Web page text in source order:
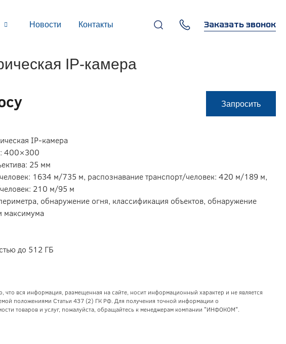
Новости Контакты
г. Москва, 119270,
Лужнецкая наб., д. 6, стр. 1,
Заказать звонок
IP-камера
Запросить
IP-камера
400×300
25 мм
1634 м/735 м, распознавание транспорт/человек: 420 м/189 м,
210 м/95 м
обнаружение огня, классификация объектов, обнаружение
максимума
до 512 ГБ
вся информация, размещенная на сайте, носит информационный характер и не является
положениями Статьи 437 (2) ГК РФ. Для получения точной информации о
товаров и услуг, пожалуйста, обращайтесь к менеджерам компании "ИНФОКОМ".